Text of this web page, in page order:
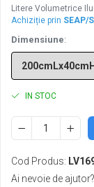
Litere Volumetrice
Achiziție prin SEAP/
Dimensiune:
IN STOC
Cod Produs:
Ai nevoie de ajutor?